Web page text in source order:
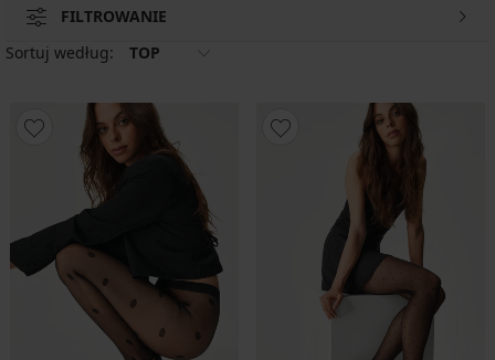
FILTROWANIE
Sortuj według:
TOP